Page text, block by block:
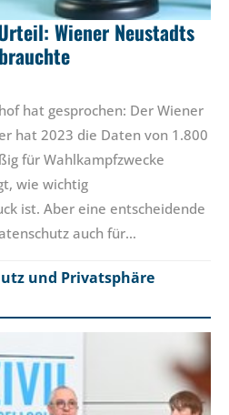
Wiener Neustadts
hat gesprochen: Der Wiener
hat 2023 die Daten von 1.800
für Wahlkampfzwecke
wie wichtig
ist. Aber eine entscheidende
auch für…
und Privatsphäre